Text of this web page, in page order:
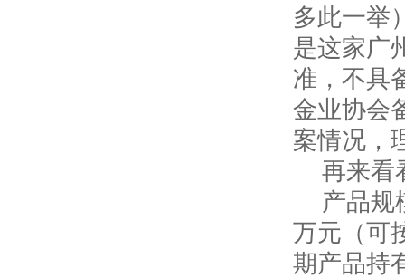
多此一举
是这家广
准，不具
金业协会
案情况，
再来看
产品规
万元（可
期产品持